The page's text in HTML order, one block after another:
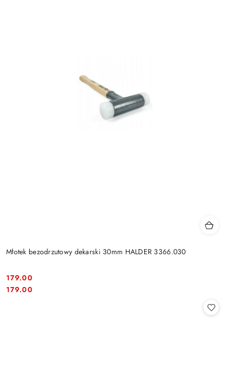
Młotek bezodrzutowy dekarski 30mm HALDER 3366.030
Cena:
179.00
Cena:
179.00